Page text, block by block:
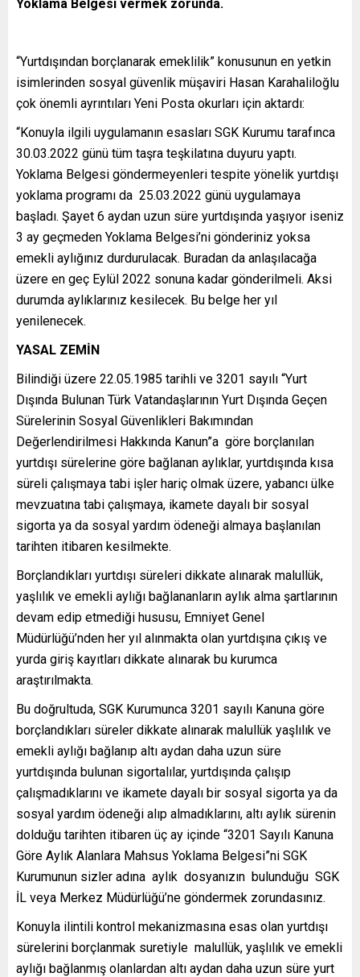
Yoklama Belgesi vermek zorunda.
“Yurtdışından borçlanarak emeklilik” konusunun en yetkin
isimlerinden sosyal güvenlik müşaviri Hasan Karahaliloğlu
çok önemli ayrıntıları Yeni Posta okurları için aktardı:
“Konuyla ilgili uygulamanın esasları SGK Kurumu tarafınca
30.03.2022 günü tüm taşra teşkilatına duyuru yaptı.
Yoklama Belgesi göndermeyenleri tespite yönelik yurtdışı
yoklama programı da 25.03.2022 günü uygulamaya
başladı. Şayet 6 aydan uzun süre yurtdışında yaşıyor iseniz
3 ay geçmeden Yoklama Belgesi’ni gönderiniz yoksa
emekli aylığınız durdurulacak. Buradan da anlaşılacağa
üzere en geç Eylül 2022 sonuna kadar gönderilmeli. Aksi
durumda aylıklarınız kesilecek. Bu belge her yıl
yenilenecek.
YASAL ZEMİN
Bilindiği üzere 22.05.1985 tarihli ve 3201 sayılı “Yurt
Dışında Bulunan Türk Vatandaşlarının Yurt Dışında Geçen
Sürelerinin Sosyal Güvenlikleri Bakımından
Değerlendirilmesi Hakkında Kanun”a göre borçlanılan
yurtdışı sürelerine göre bağlanan aylıklar, yurtdışında kısa
süreli çalışmaya tabi işler hariç olmak üzere, yabancı ülke
mevzuatına tabi çalışmaya, ikamete dayalı bir sosyal
sigorta ya da sosyal yardım ödeneği almaya başlanılan
tarihten itibaren kesilmekte.
Borçlandıkları yurtdışı süreleri dikkate alınarak malullük,
yaşlılık ve emekli aylığı bağlananların aylık alma şartlarının
devam edip etmediği hususu, Emniyet Genel
Müdürlüğü’nden her yıl alınmakta olan yurtdışına çıkış ve
yurda giriş kayıtları dikkate alınarak bu kurumca
araştırılmakta.
Bu doğrultuda, SGK Kurumunca 3201 sayılı Kanuna göre
borçlandıkları süreler dikkate alınarak malullük yaşlılık ve
emekli aylığı bağlanıp altı aydan daha uzun süre
yurtdışında bulunan sigortalılar, yurtdışında çalışıp
çalışmadıklarını ve ikamete dayalı bir sosyal sigorta ya da
sosyal yardım ödeneği alıp almadıklarını, altı aylık sürenin
dolduğu tarihten itibaren üç ay içinde “3201 Sayılı Kanuna
Göre Aylık Alanlara Mahsus Yoklama Belgesi”ni SGK
Kurumunun sizler adına aylık dosyanızın bulunduğu SGK
İL veya Merkez Müdürlüğü’ne göndermek zorundasınız.
Konuyla ilintili kontrol mekanizmasına esas olan yurtdışı
sürelerini borçlanmak suretiyle malullük, yaşlılık ve emekli
aylığı bağlanmış olanlardan altı aydan daha uzun süre yurt